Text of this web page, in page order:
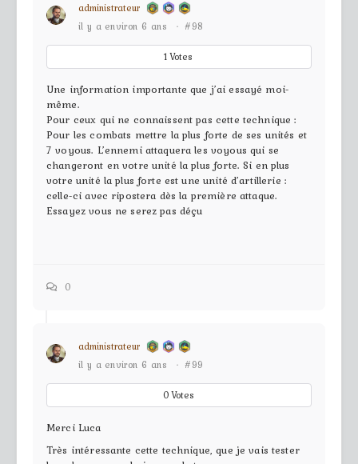
administrateur
il y a environ 6 ans
· #98
1Votes
Une information importante que j’ai essayé moi-
même.
Pour ceux qui ne connaissent pas cette technique :
Pour les combats mettre la plus forte de ses unités et
7 voyous. L’ennemi attaquera les voyous qui se
changeront en votre unité la plus forte. Si en plus
votre unité la plus forte est une unité d’artillerie :
celle-ci avec ripostera dès la première attaque.
Essayez vous ne serez pas déçu
0
administrateur
il y a environ 6 ans
· #99
0Votes
Merci Luca
Très intéressante cette technique, que je vais tester